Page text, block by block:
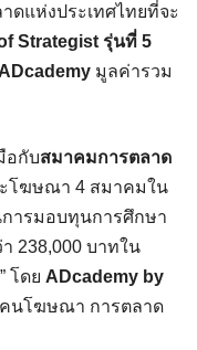
แห่งประเทศไทยที่จะ
Strategist รุ่นที่ 5
ADcademy มูลค่ารวม
อกับสมาคมการตลาด
โฆษณา 4 สมาคมใน
ารมอบทุนการศึกษา
238,000 บาทใน
โดย ADcademy by
นโฆษณา การตลาด